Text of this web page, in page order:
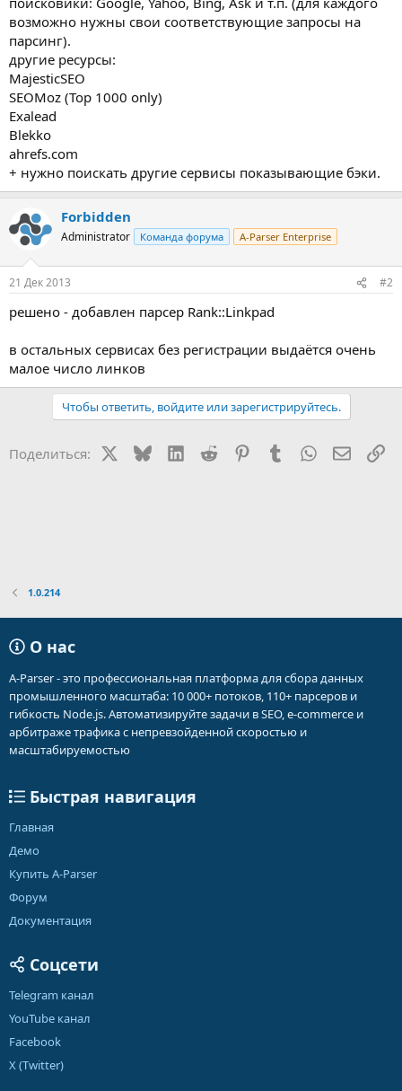
возможно нужны свои соответствующие запросы на
парсинг).
другие ресурсы:
MajesticSEO
SEOMoz (Top 1000 only)
Exalead
Blekko
ahrefs.com
+ нужно поискать другие сервисы показывающие бэки.
Forbidden
Administrator Команда форума A-Parser Enterprise
21 Дек 2013 #2
решено - добавлен парсер Rank::Linkpad
в остальных сервисах без регистрации выдаётся очень
малое число линков
Чтобы ответить, войдите или зарегистрируйтесь.
Поделиться: BlueskyLinkedIn
Reddit PinterestTumblr WhatsApp
1.0.214
О нас
A-Parser - это профессиональная платформа для сбора данных
промышленного масштаба: 10 000+ потоков, 110+ парсеров и
гибкость Node.js. Автоматизируйте задачи в SEO, e-commerce и
арбитраже трафика с непревзойденной скоростью и
масштабируемостью
Быстрая навигация
Главная
Демо
Купить A-Parser
Форум
Документация
Соцсети
Telegram канал
YouTube канал
Facebook
X (Twitter)